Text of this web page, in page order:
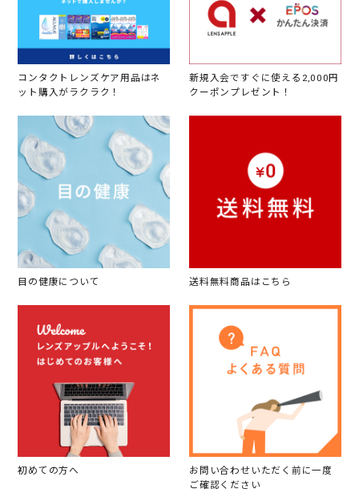
コンタクトレンズケア用品はネ
ット購入がラクラク！
新規入会ですぐに使える2,000円
クーポンプレゼント！
目の健康について 送料無料商品はこちら
初めての方へ
お問い合わせいただく前に一度
ご確認ください